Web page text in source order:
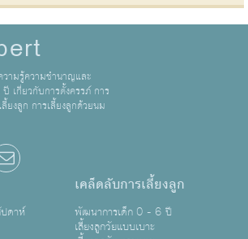
ามรู้ความชำนาญและ
เกี่ยวกับการตั้งครรภ์ การ
ยงลูก การเลี้ยงลูกด้วยนม
ดาห์
เคล็ดลับการเลี้ยงลูก
พัฒนาการเด็ก 0 - 6 ปี
เลี้ยงลูกวัยแบบเบาะ